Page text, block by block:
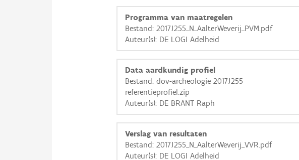
OSM-Basiskaart
Ortho
GRB-Basiskaart
GRB-Basiskaart in grijswaarden
Programma van maatregelen
Bestand: 2017J255_N_AalterWeverij_PVM.pdf
Auteur(s): DE LOGI Adelheid
Data aardkundig profiel
Bestand: dov-archeologie 2017J255
referentieprofiel.zip
Auteur(s): DE BRANT Raph
Verslag van resultaten
Bestand: 2017J255_N_AalterWeverij_VVR.pdf
Auteur(s): DE LOGI Adelheid